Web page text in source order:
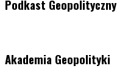
Podkast Geopolityczny
Akademia Geopolityki